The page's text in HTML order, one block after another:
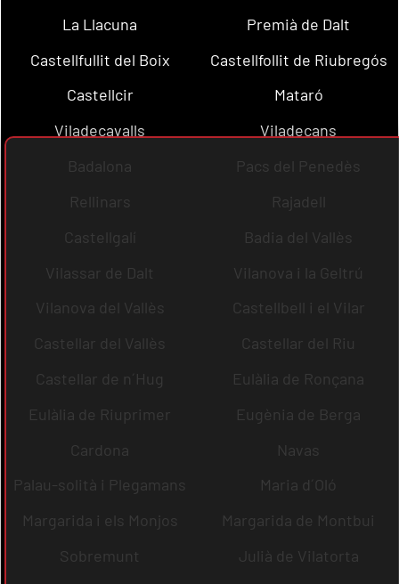
La Llacuna
Premià de Dalt
Castellfullit del Boix
Castellfollit de Riubregós
Castellcir
Mataró
Viladecavalls
Viladecans
Badalona
Pacs del Penedès
Rellinars
Rajadell
Castellgalí
Badia del Vallès
Vilassar de Dalt
Vilanova i la Geltrú
Vilanova del Vallès
Castellbell i el Vilar
Castellar del Vallès
Castellar del Riu
Castellar de n´Hug
Eulàlia de Ronçana
Eulàlia de Riuprimer
Eugènia de Berga
Cardona
Navas
Palau-solità i Plegamans
Maria d´Oló
Margarida i els Monjos
Margarida de Montbui
Sobremunt
Julià de Vilatorta